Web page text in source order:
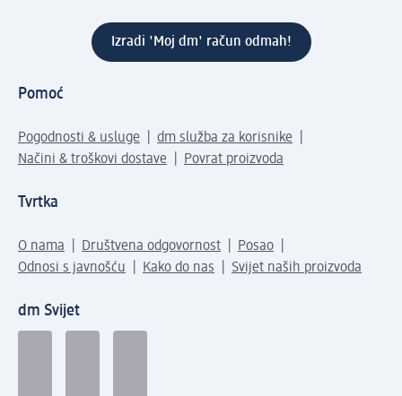
Izradi 'Moj dm' račun odmah!
Pomoć
Pogodnosti & usluge
dm služba za korisnike
Načini & troškovi dostave
Povrat proizvoda
Tvrtka
O nama Društvena odgovornost
Posao
Odnosi s javnošću
Kako do nas Svijet naših proizvoda
dm Svijet